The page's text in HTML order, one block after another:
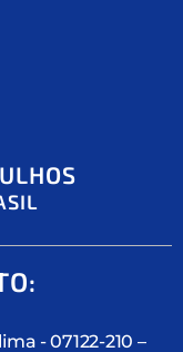
- 07122-210 –